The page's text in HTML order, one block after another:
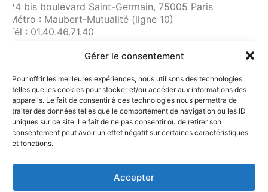
Gérer le consentement
Pour offrir les meilleures expériences, nous utilisons des technologies
telles que les cookies pour stocker et/ou accéder aux informations des
appareils. Le fait de consentir à ces technologies nous permettra de
traiter des données telles que le comportement de navigation ou les ID
uniques sur ce site. Le fait de ne pas consentir ou de retirer son
consentement peut avoir un effet négatif sur certaines caractéristiques
et fonctions.
Accepter
24 bis boulevard Saint-Germain, 75005 Paris
Métro : Maubert-Mutualité (ligne 10)
Tél : 01.40.46.71.40
fnam@maginot.asso.fr
Liens utiles
RGPD et confidentialité des données
Mentions légales